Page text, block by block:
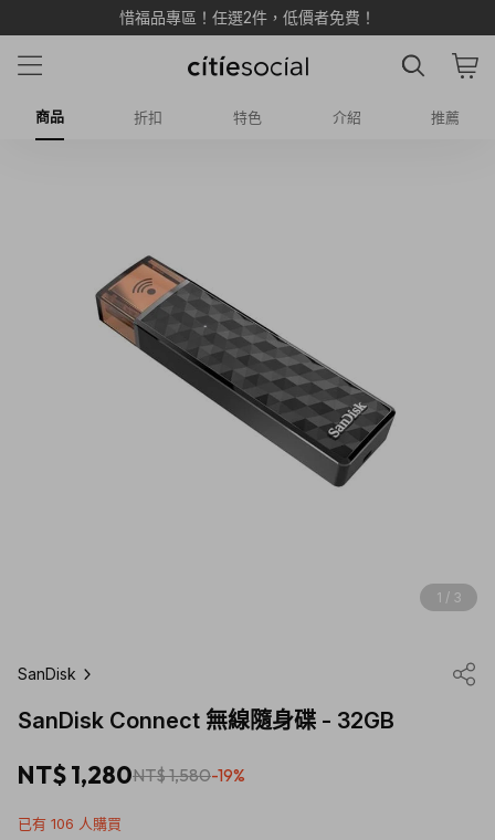
惜福品專區！任選2件，低價者免費！
商品 折扣 特色 介紹 推薦
1 / 3
SanDisk
SanDisk Connect 無線隨身碟 - 32GB
NT$ 1,280NT$ 1,580-19%
已有 106 人購買